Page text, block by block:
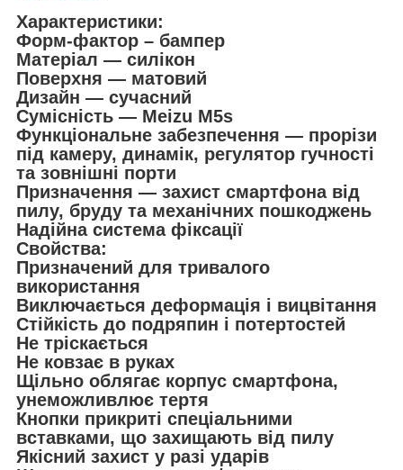
Характеристики:
Форм-фактор – бампер
Матеріал — силікон
Поверхня — матовий
Дизайн — сучасний
Сумісність — Meizu M5s
Функціональне забезпечення — прорізи
під камеру, динамік, регулятор гучності
та зовнішні порти
Призначення — захист смартфона від
пилу, бруду та механічних пошкоджень
Надійна система фіксації
Свойства:
Призначений для тривалого
використання
Виключається деформація і вицвітання
Стійкість до подряпин і потертостей
Не тріскається
Не ковзає в руках
Щільно облягає корпус смартфона,
унеможливлює тертя
Кнопки прикриті спеціальними
вставками, що захищають від пилу
Якісний захист у разі ударів